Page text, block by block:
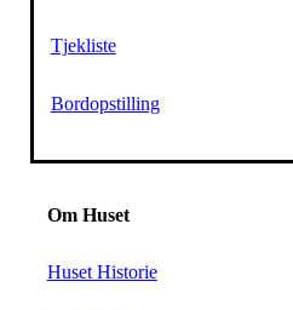
Tjekliste
Bordopstilling
Om Huset
Huset Historie